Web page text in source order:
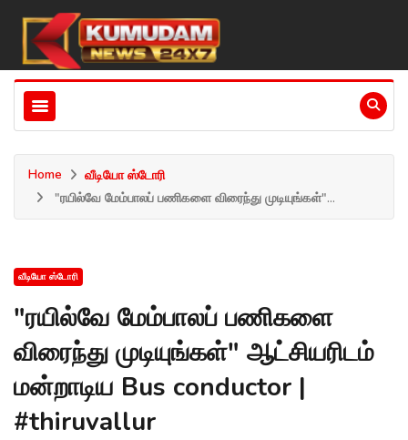
Home
வீடியோ ஸ்டோரி
"ரயில்வே மேம்பாலப் பணிகளை விரைந்து முடியுங்கள்"...
வீடியோ ஸ்டோரி
"ரயில்வே மேம்பாலப் பணிகளை
விரைந்து முடியுங்கள்" ஆட்சியரிடம்
மன்றாடிய Bus conductor |
#thiruvallur